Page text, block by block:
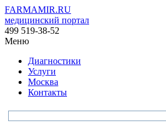
FARMAMIR.RU
медицинский портал
499 519-38-52
Меню
Диагностики
Услуги
Москва
Контакты